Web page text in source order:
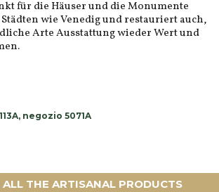
für die Häuser und die Monumente
wie Venedig und restauriert auch,
Arte Ausstattung wieder Wert und
negozio 5071A
ALL THE ARTISANAL PRODUCTS